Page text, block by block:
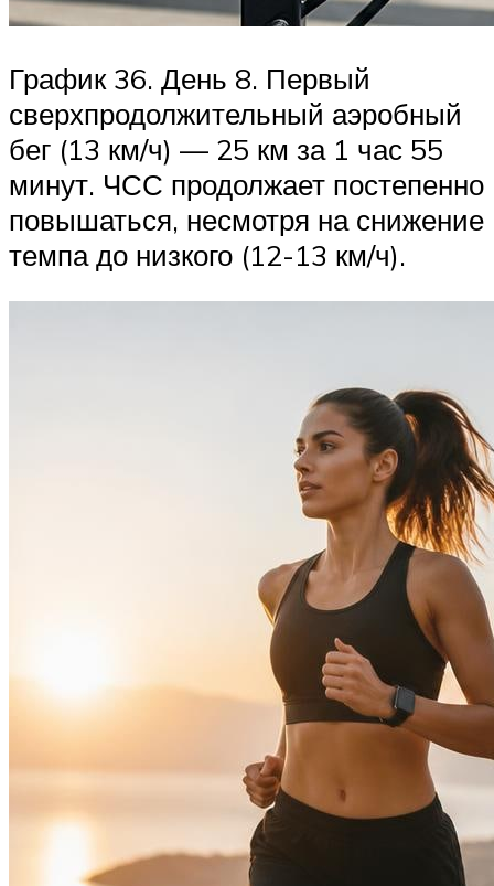
График 36. День 8. Первый
сверхпродолжительный аэробный
бег (13 км/ч) — 25 км за 1 час 55
минут. ЧСС продолжает постепенно
повышаться, несмотря на снижение
темпа до низкого (12-13 км/ч).